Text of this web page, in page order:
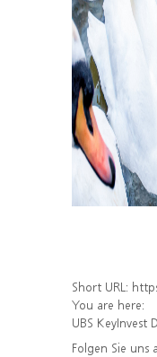
Short URL: https://
You are here:
UBS KeyInvest
Folgen Sie uns